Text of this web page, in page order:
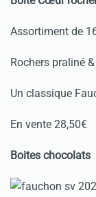
Assortiment de
Rochers praliné
Un classique
En vente 28,50€
Boites chocolats